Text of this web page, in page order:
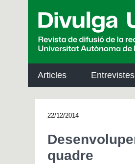
Articles Entrevistes
22/12/2014
quadre